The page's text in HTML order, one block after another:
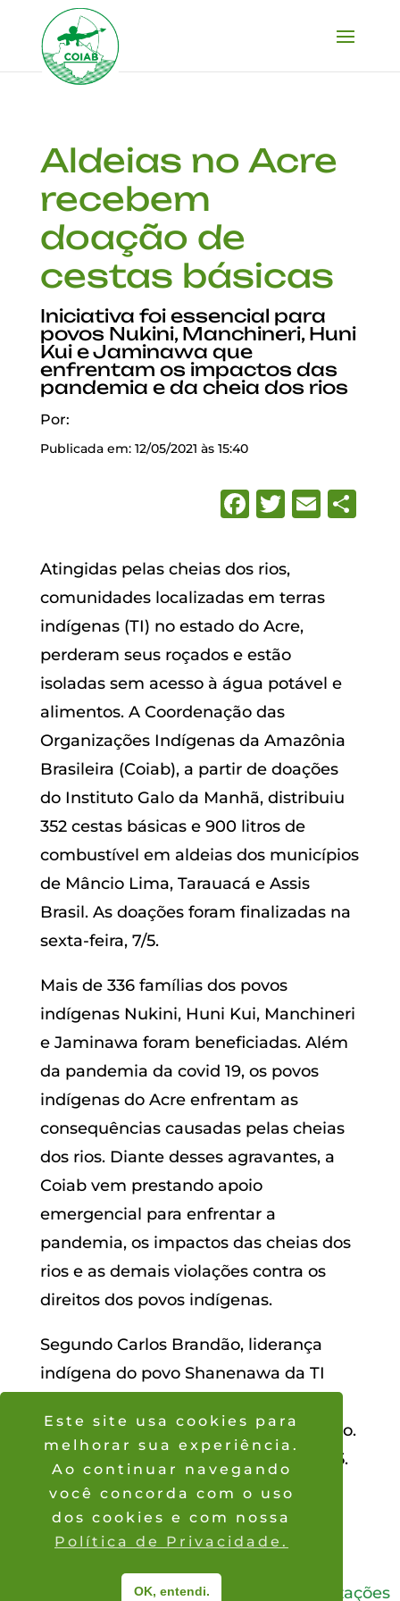
Aldeias no Acre
recebem
doação de
cestas básicas
Iniciativa foi essencial para
povos Nukini, Manchineri, Huni
Kui e Jaminawa que
enfrentam os impactos das
pandemia e da cheia dos rios
Por:
Publicada em: 12/05/2021 às 15:40
Facebook
Twitter
Atingidas pelas cheias dos rios,
comunidades localizadas em terras
indígenas (TI) no estado do Acre,
perderam seus roçados e estão
isoladas sem acesso à água potável e
alimentos. A Coordenação das
Organizações Indígenas da Amazônia
Brasileira (Coiab), a partir de doações
do Instituto Galo da Manhã, distribuiu
352 cestas básicas e 900 litros de
combustível em aldeias dos municípios
de Mâncio Lima, Tarauacá e Assis
Brasil. As doações foram finalizadas na
sexta-feira, 7/5.
Mais de 336 famílias dos povos
indígenas Nukini, Huni Kui, Manchineri
e Jaminawa foram beneficiadas. Além
da pandemia da covid 19, os povos
indígenas do Acre enfrentam as
consequências causadas pelas cheias
dos rios. Diante desses agravantes, a
Coiab vem prestando apoio
emergencial para enfrentar a
pandemia, os impactos das cheias dos
rios e as demais violações contra os
direitos dos povos indígenas.
Segundo Carlos Brandão, liderança
indígena do povo Shanenawa da TI
Katukina-Kaxinawa essa é a segunda
maior cheia dos rios que afeta a região.
“só tivemos uma cheia assim em 1955.
A alagação atingiu 80% das famílias
das aldeias”.
® © Coordenação das Organizações
Este site usa cookies para
melhorar sua experiência.
Ao continuar navegando
você concorda com o uso
dos cookies e com nossa
Política de Privacidade.
OK, entendi.